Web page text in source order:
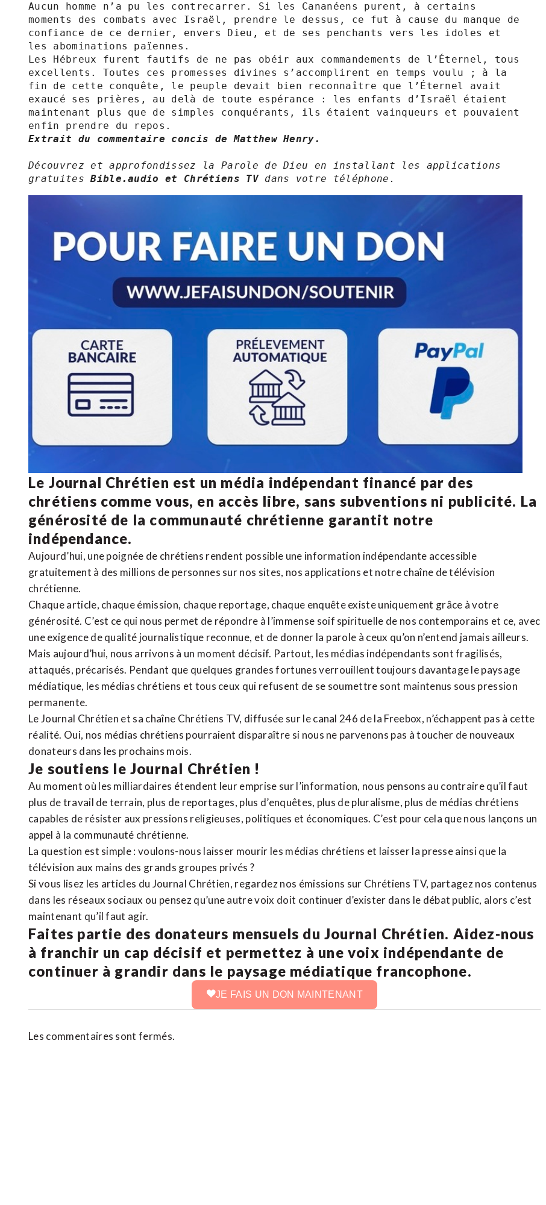
Aucun homme n’a pu les contrecarrer. Si les Cananéens purent, à certains
moments des combats avec Israël, prendre le dessus, ce fut à cause du manque de
confiance de ce dernier, envers Dieu, et de ses penchants vers les idoles et
les abominations païennes.
Les Hébreux furent fautifs de ne pas obéir aux commandements de l’Éternel, tous
excellents. Toutes ces promesses divines s’accomplirent en temps voulu ; à la
fin de cette conquête, le peuple devait bien reconnaître que l’Éternel avait
exaucé ses prières, au delà de toute espérance : les enfants d’Israël étaient
maintenant plus que de simples conquérants, ils étaient vainqueurs et pouvaient
Extrait du commentaire concis de Matthew Henry.
Découvrez et approfondissez la Parole de Dieu en installant les applications
gratuites Bible.audio et Chrétiens TV dans votre téléphone.
Le Journal Chrétien est un média indépendant financé par des
chrétiens comme vous, en accès libre, sans subventions ni publicité. La
générosité de la communauté chrétienne garantit notre
indépendance.
Aujourd’hui, une poignée de chrétiens rendent possible une information indépendante accessible
gratuitement à des millions de personnes sur nos sites, nos applications et notrechaîne de télévision
chrétienne.
Chaque article, chaque émission, chaque reportage, chaque enquête existe uniquement grâce à votre
générosité. C’est ce qui nous permet de répondre à l’immense soif spirituelle de nos contemporains et ce, avec
une exigence de qualité journalistique reconnue, et de donner la parole à ceux qu’on n’entend jamais ailleurs.
Mais aujourd’hui, nous arrivons à un moment décisif. Partout, les médias indépendants sont fragilisés,
attaqués, précarisés. Pendant que quelques grandes fortunes verrouillent toujours davantage le paysage
médiatique, les médias chrétiens et tous ceux qui refusent de se soumettre sont maintenus sous pression
permanente.
Le Journal Chrétien et sa chaîne Chrétiens TV, diffusée sur le canal 246 de la Freebox, n’échappent pas à cette
réalité. Oui, nos médias chrétiens pourraient disparaître si nous ne parvenons pas à toucher de nouveaux
donateurs dans les prochains mois.
Je soutiens le Journal Chrétien !
Au moment où les milliardaires étendent leur emprise sur l’information, nous pensons au contraire qu’il faut
plus de travail de terrain, plus de reportages, plus d’enquêtes, plus de pluralisme, plus de médias chrétiens
capables de résister aux pressions religieuses, politiques et économiques. C’est pour cela que nous lançons un
appel à la communauté chrétienne.
La question est simple : voulons-nous laisser mourir les médias chrétiens et laisser la presse ainsi que la
télévision aux mains des grands groupes privés ?
Si vous lisez les articles du Journal Chrétien, regardez nos émissions sur Chrétiens TV, partagez nos contenus
dans les réseaux sociaux ou pensez qu’une autre voix doit continuer d’exister dans le débat public, alors c’est
maintenant qu’il faut agir.
Faites partie des donateurs mensuels du Journal Chrétien. Aidez-nous
à franchir un cap décisif et permettez à une voix indépendante de
continuer à grandir dans le paysage médiatique francophone.
JE FAIS UN DON MAINTENANT
Les commentaires sont fermés.